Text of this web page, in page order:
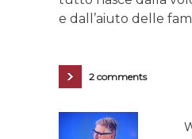
e dall’aiuto delle
2 comments